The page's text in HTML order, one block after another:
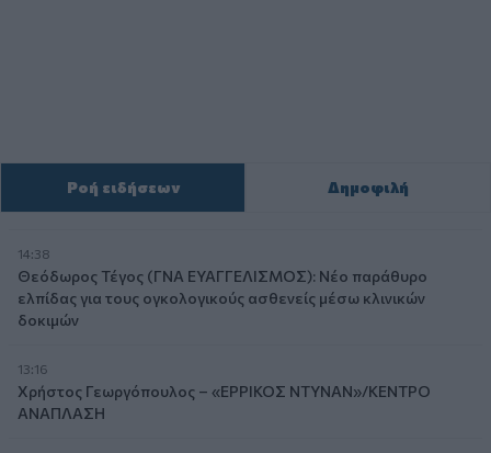
Ροή ειδήσεων Δημοφιλή
14:38
Θεόδωρος Τέγος (ΓΝΑ ΕΥΑΓΓΕΛΙΣΜΟΣ): Νέο παράθυρο
ελπίδας για τους ογκολογικούς ασθενείς μέσω κλινικών
δοκιμών
13:16
Χρήστος Γεωργόπουλος – «ΕΡΡΙΚΟΣ ΝΤΥΝΑΝ»/ΚΕΝΤΡΟ
ΑΝΑΠΛΑΣΗ